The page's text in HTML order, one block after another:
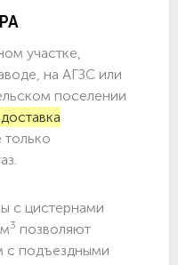
участке,
на АГЗС или
поселении
только
с цистернами
3 позволяют
c подъездными